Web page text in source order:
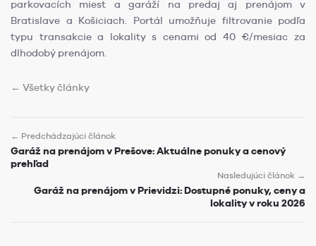
parkovacích miest a garáží na predaj aj prenájom v
Bratislave a Košiciach. Portál umožňuje filtrovanie podľa
typu transakcie a lokality s cenami od 40 €/mesiac za
dlhodobý prenájom.
← Všetky články
← Predchádzajúci článok
Garáž na prenájom v Prešove: Aktuálne ponuky a cenový
prehľad
Nasledujúci článok →
Garáž na prenájom v Prievidzi: Dostupné ponuky, ceny a
lokality v roku 2026